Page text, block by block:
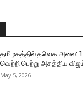
தமிழகத்தில் தவெக அலை:
வெற்றி பெற்று அசத்திய
May 5, 2026